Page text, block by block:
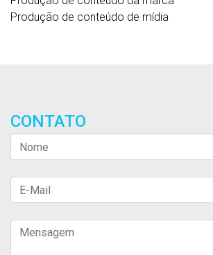
Produção de conteúdo de mídia
CONTATO